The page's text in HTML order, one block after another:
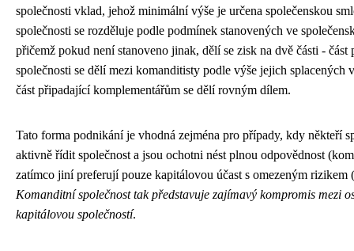
společnosti vklad, jehož minimální výše je určena společenskou
společnosti se rozděluje podle podmínek stanovených ve
přičemž pokud není stanoveno jinak, dělí se zisk na dvě části - část
společnosti se dělí mezi komanditisty podle výše jejich splacených
část připadající komplementářům se dělí rovným dílem.
Tato forma podnikání je vhodná zejména pro případy, kdy někteří
aktivně řídit společnost a jsou ochotni nést plnou odpovědnost
zatímco jiní preferují pouze kapitálovou účast s omezeným rizikem
Komanditní společnost tak představuje zajímavý kompromis mezi
kapitálovou společností.